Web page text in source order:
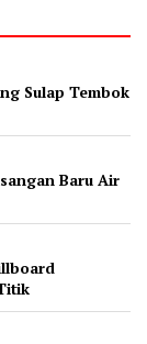
Sulap Tembok
Baru Air